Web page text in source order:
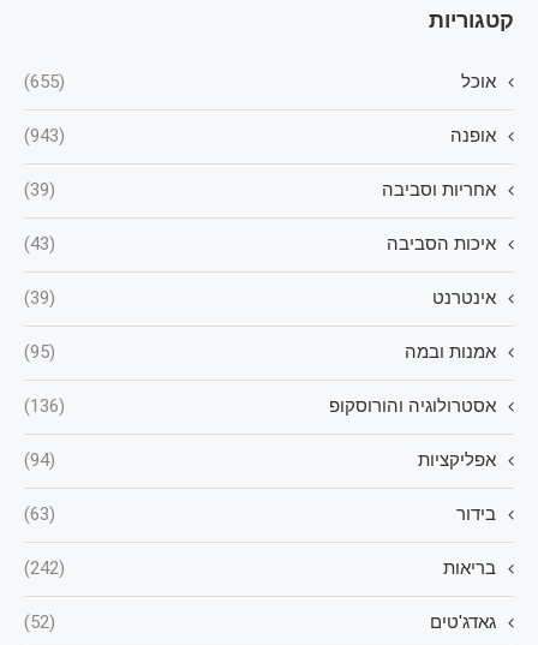
קטגוריות
אוכל (655)
אופנה (943)
אחריות וסביבה (39)
איכות הסביבה (43)
אינטרנט (39)
אמנות ובמה (95)
אסטרולוגיה והורוסקופ (136)
אפליקציות (94)
בידור (63)
בריאות (242)
גאדג'טים (52)